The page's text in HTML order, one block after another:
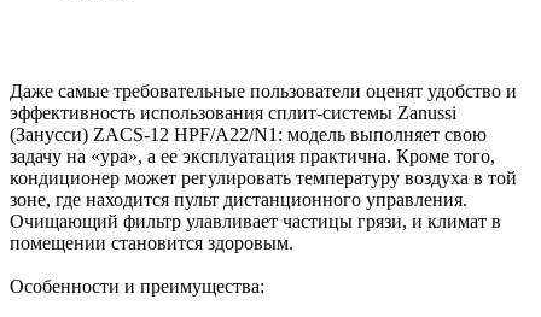
Даже самые требовательные пользователи оценят удобство и
эффективность использования сплит-системы Zanussi
(Занусси) ZACS-12 HPF/A22/N1: модель выполняет свою
задачу на «ура», а ее эксплуатация практична. Кроме того,
кондиционер может регулировать температуру воздуха в той
зоне, где находится пульт дистанционного управления.
Очищающий фильтр улавливает частицы грязи, и климат в
помещении становится здоровым.
Особенности и преимущества: